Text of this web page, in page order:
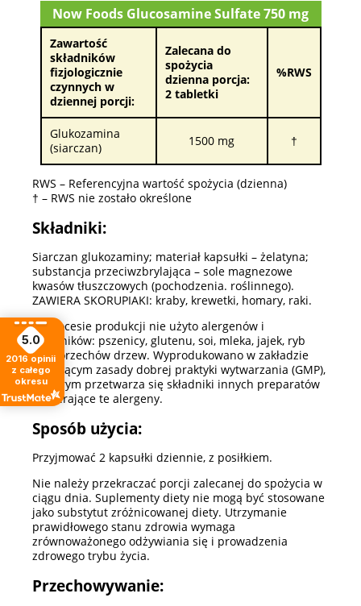
Now Foods Glucosamine Sulfate 750 mg
Zawartość
składników
fizjologicznie
czynnych w
dziennej porcji:
Zalecana do
spożycia
dzienna porcja:
2 tabletki
%RWS
Glukozamina
(siarczan)
1500 mg †
RWS – Referencyjna wartość spożycia (dzienna)
† – RWS nie zostało określone
Składniki:
Siarczan glukozaminy; materiał kapsułki – żelatyna;
substancja przeciwzbrylająca – sole magnezowe
kwasów tłuszczowych (pochodzenia. roślinnego).
ZAWIERA SKORUPIAKI: kraby, krewetki, homary, raki.
W procesie produkcji nie użyto alergenów i
składników: pszenicy, glutenu, soi, mleka, jajek, ryb
oraz orzechów drzew. Wyprodukowano w zakładzie
stosującym zasady dobrej praktyki wytwarzania (GMP),
w którym przetwarza się składniki innych preparatów
zawierające te alergeny.
Sposób użycia:
Przyjmować 2 kapsułki dziennie, z posiłkiem.
Nie należy przekraczać porcji zalecanej do spożycia w
ciągu dnia. Suplementy diety nie mogą być stosowane
jako substytut zróżnicowanej diety. Utrzymanie
prawidłowego stanu zdrowia wymaga
zrównoważonego odżywiania się i prowadzenia
zdrowego trybu życia.
Przechowywanie:
5.0
2016 opinii
z całego
okresu